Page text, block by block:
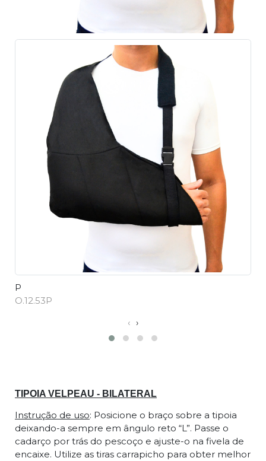
P
O.12.53P
‹ ›
TIPOIA VELPEAU - BILATERAL
Instrução de uso: Posicione o braço sobre a tipoia
deixando-a sempre em ângulo reto “L”. Passe o
cadarço por trás do pescoço e ajuste-o na fivela de
encaixe. Utilize as tiras carrapicho para obter melhor